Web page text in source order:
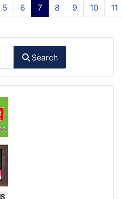
5 6 7 8 9 10 11
Search
Libri di Testo